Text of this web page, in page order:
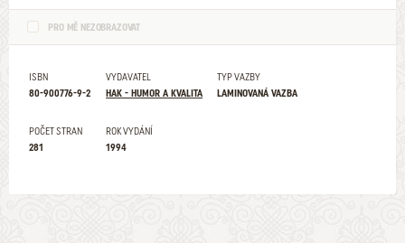
PRO MĚ NEZOBRAZOVAT
ISBN
80-900776-9-2
VYDAVATEL
HAK - HUMOR A KVALITA
TYP VAZBY
LAMINOVANÁ VAZBA
POČET STRAN
281
ROK VYDÁNÍ
1994